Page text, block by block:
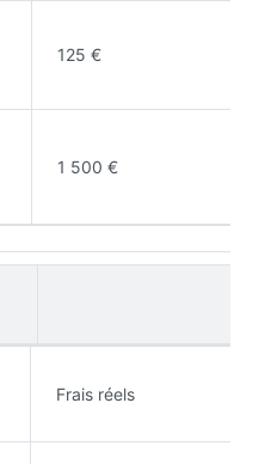
125 €
1 500 €
Frais réels